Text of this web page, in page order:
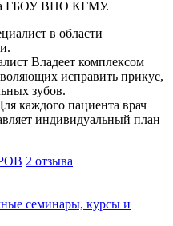
ГБОУ ВПО КГМУ.
в области
Владеет комплексом
исправить прикус,
зубов.
каждого пациента врач
индивидуальный план
2 отзыва
семинары, курсы и